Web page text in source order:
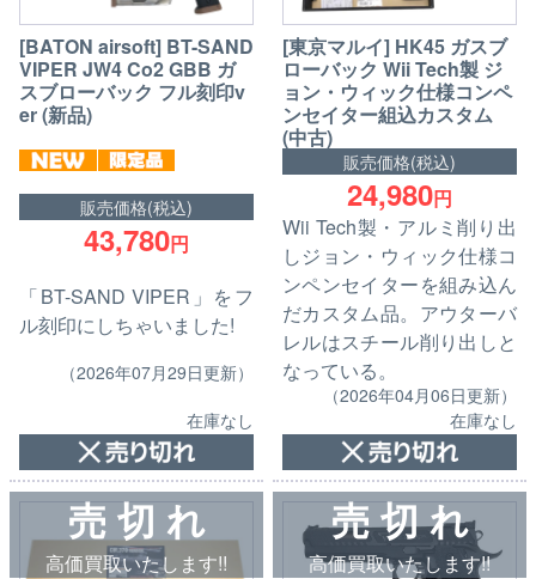
[BATON airsoft] BT-SAND
VIPER JW4 Co2 GBB ガ
スブローバック フル刻印v
er (新品)
販売価格(税込)
43,780円
「BT-SAND VIPER」をフ
ル刻印にしちゃいました!
（2026年07月29日更新）
在庫なし
[東京マルイ] HK45 ガスブ
ローバック Wii Tech製 ジ
ョン・ウィック仕様コンペ
ンセイター組込カスタム
(中古)
販売価格(税込)
24,980円
Wii Tech製・アルミ削り出
しジョン・ウィック仕様コ
ンペンセイターを組み込ん
だカスタム品。アウターバ
レルはスチール削り出しと
なっている。
（2026年04月06日更新）
在庫なし
売 切 れ
高価買取いたします!!
売 切 れ
高価買取いたします!!